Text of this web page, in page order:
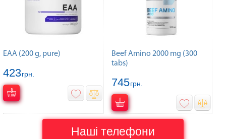
EAA (200 g, pure)
423грн.
Beef Amino 2000 mg (300
tabs)
745грн.
Наші телефони